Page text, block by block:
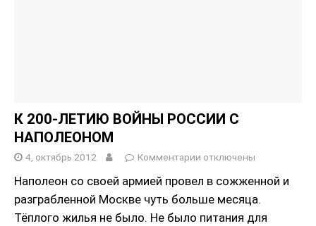
К 200-ЛЕТИЮ ВОЙНЫ РОССИИ С
НАПОЛЕОНОМ
4, октябрь 2012 Комментарии отключены
Наполеон со своей армией провел в сожженной и
разграбленной Москве чуть больше месяца.
Тёплого жилья не было. Не было питания для